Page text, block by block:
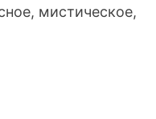
мистическое,